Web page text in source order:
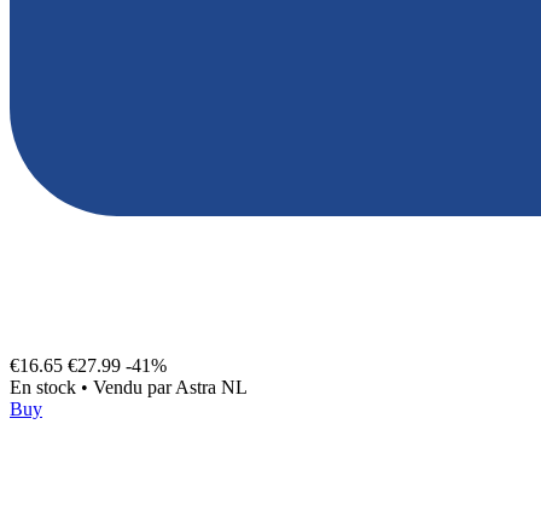
€16.65 €27.99 -41%
En stock • Vendu parAstra NL
Buy